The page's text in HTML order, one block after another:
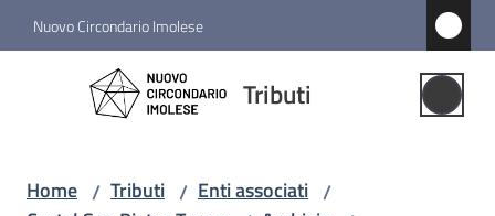
Vai al contenuto
Vai alla navigazione
Vai al footer
Nuovo Circondario Imolese
Tributi
Tributi
Gestione
Home / Tributi / Enti associati /